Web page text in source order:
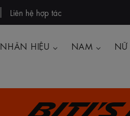
Liên hệ hợp tác
NHÃN HIỆU NAM NỮ